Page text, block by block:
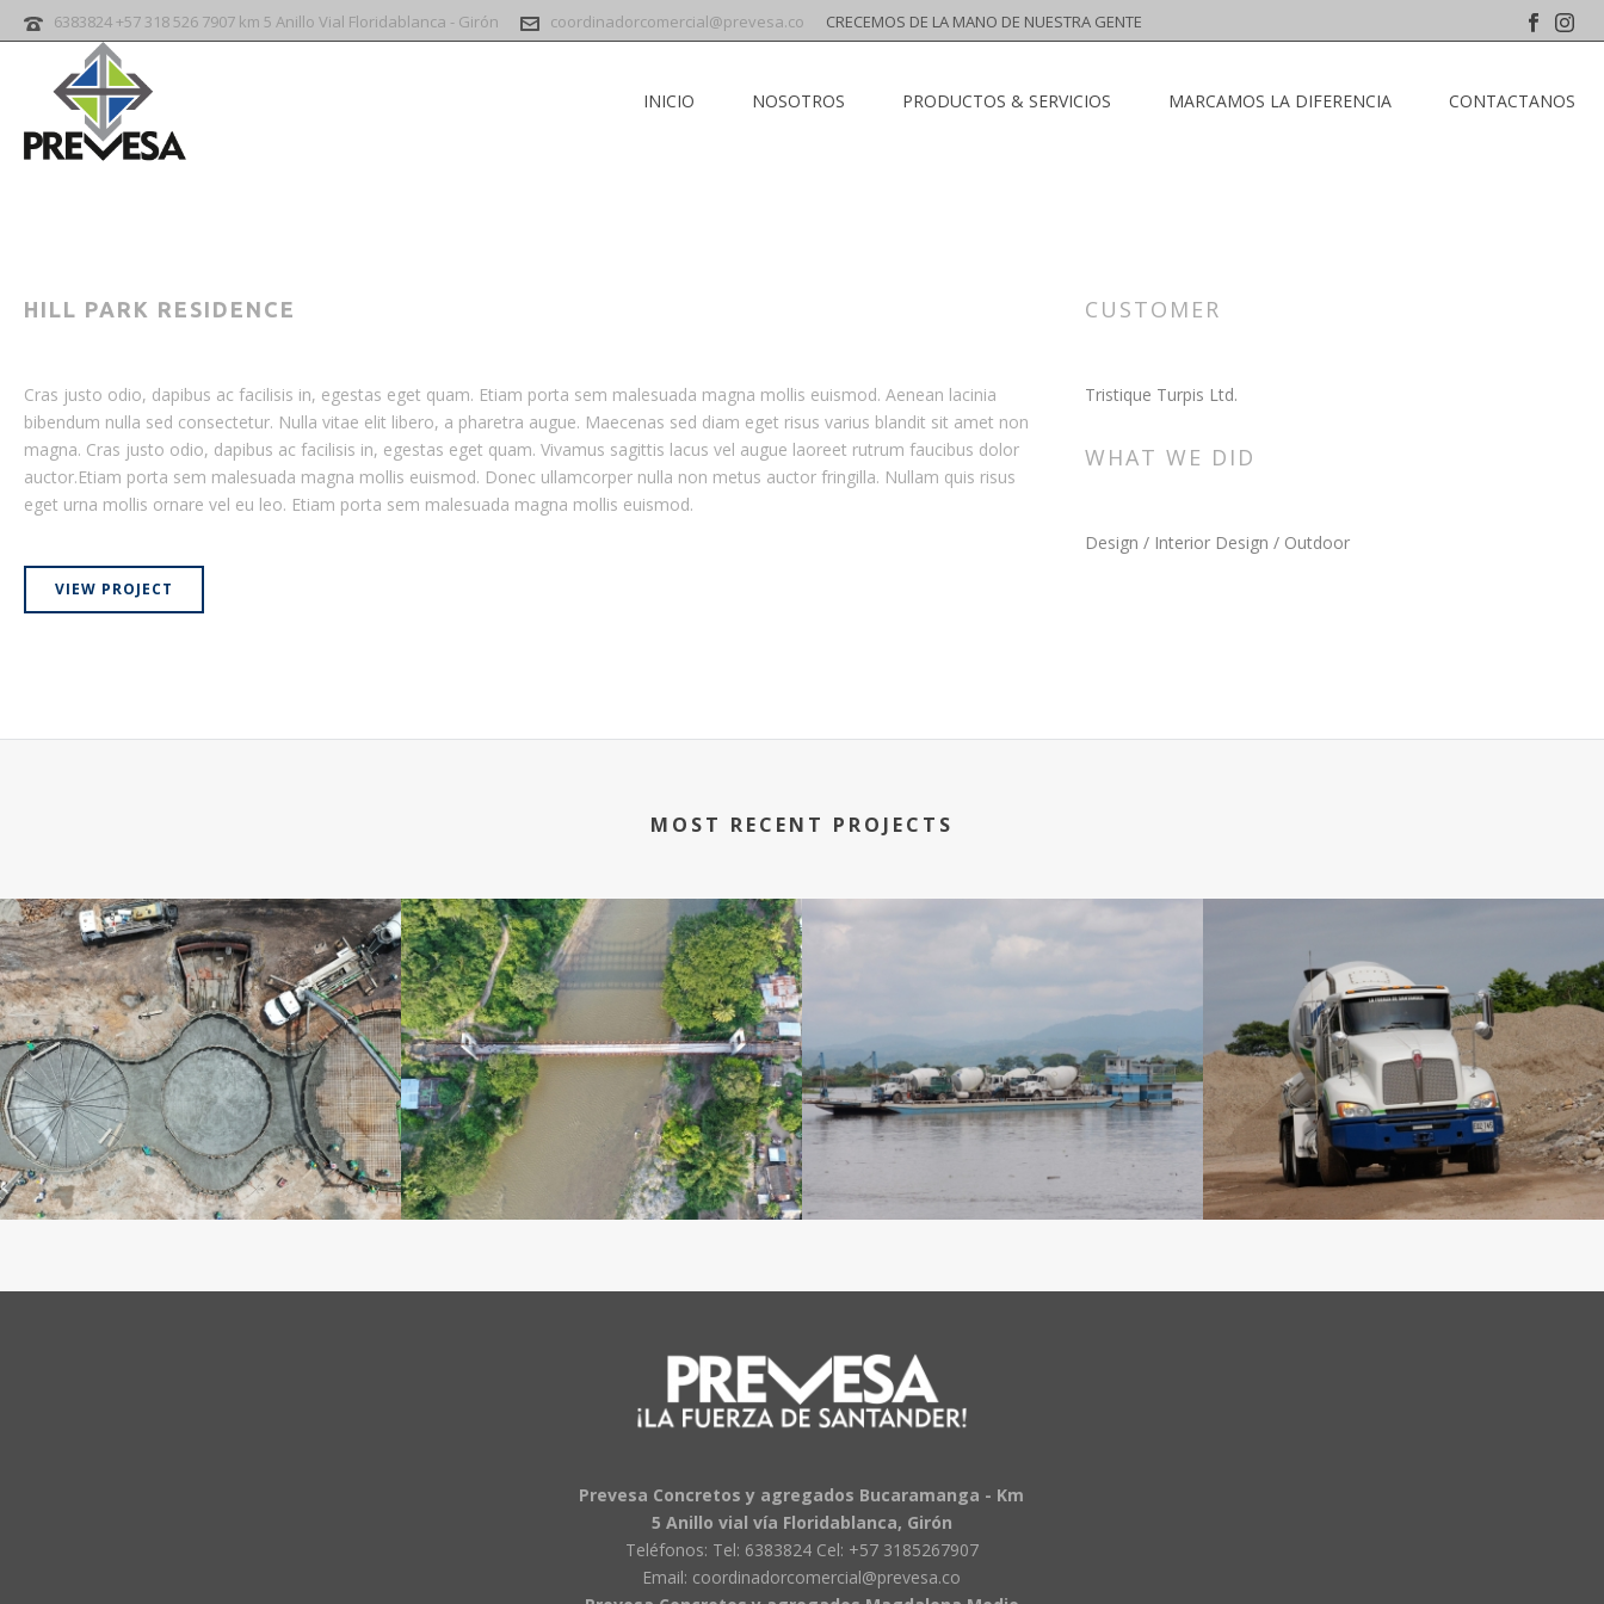
6383824 +57 318 526 7907 km 5 Anillo Vial Floridablanca - Girón coordinadorcomercial@prevesa.co CRECEMOS DE LA MANO DE NUESTRA GENTE
INICIO NOSOTROS PRODUCTOS & SERVICIOS MARCAMOS LA DIFERENCIA CONTACTANOS
HILL PARK RESIDENCE
Cras justo odio, dapibus ac facilisis in, egestas eget quam. Etiam porta sem malesuada magna mollis euismod. Aenean lacinia
bibendum nulla sed consectetur. Nulla vitae elit libero, a pharetra augue. Maecenas sed diam eget risus varius blandit sit amet non
magna. Cras justo odio, dapibus ac facilisis in, egestas eget quam. Vivamus sagittis lacus vel augue laoreet rutrum faucibus dolor
auctor.Etiam porta sem malesuada magna mollis euismod. Donec ullamcorper nulla non metus auctor fringilla. Nullam quis risus
eget urna mollis ornare vel eu leo. Etiam porta sem malesuada magna mollis euismod.
VIEW PROJECT
CUSTOMER
Tristique Turpis Ltd.
WHAT WE DID
Design / Interior Design / Outdoor
MOST RECENT PROJECTS
Prevesa Concretos y agregados Bucaramanga - Km
5 Anillo vial vía Floridablanca, Girón
Teléfonos: Tel: 6383824 Cel: +57 3185267907
Email: coordinadorcomercial@prevesa.co